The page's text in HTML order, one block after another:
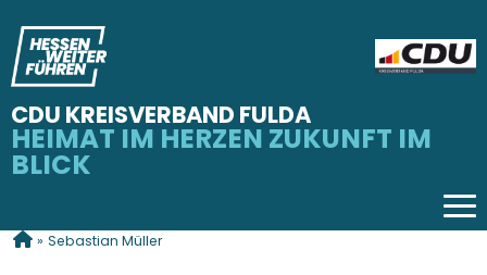
CDU KREISVERBAND FULDA
HEIMAT IM HERZEN ZUKUNFT IM
BLICK
SIE SIND HIER
» Sebastian Müller